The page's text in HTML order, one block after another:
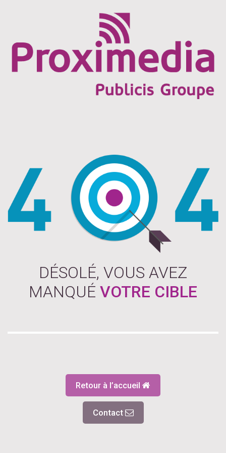
DÉSOLÉ, VOUS AVEZ
MANQUÉ VOTRE CIBLE
Retour à l’accueil
Contact